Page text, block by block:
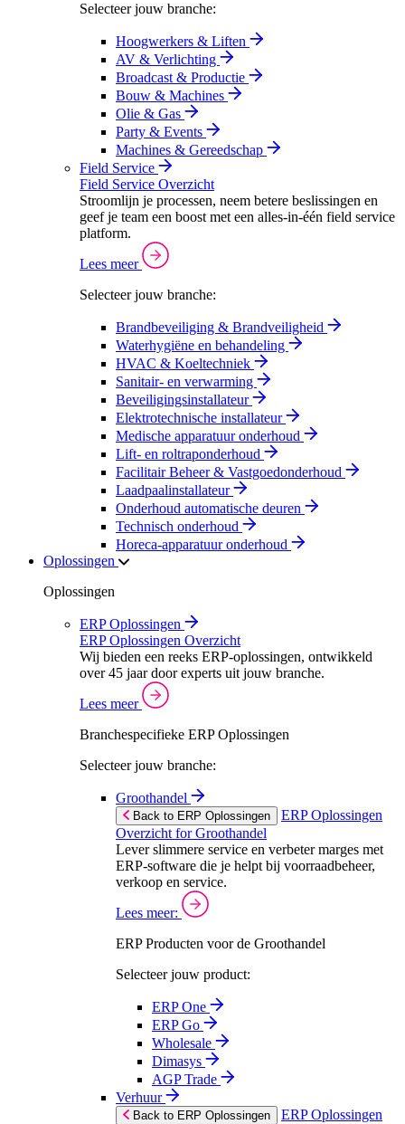
Selecteer jouw branche:
Hoogwerkers & Liften
AV & Verlichting
Broadcast & Productie
Bouw & Machines
Olie & Gas
Party & Events
Machines & Gereedschap
Field Service
Field Service Overzicht
Stroomlijn je processen, neem betere beslissingen en
geef je team een boost met een alles-in-één field service
platform.
Lees meer
Selecteer jouw branche:
Brandbeveiliging & Brandveiligheid
Waterhygiëne en behandeling
HVAC & Koeltechniek
Sanitair- en verwarming
Beveiligingsinstallateur
Elektrotechnische installateur
Medische apparatuur onderhoud
Lift- en roltraponderhoud
Facilitair Beheer & Vastgoedonderhoud
Laadpaalinstallateur
Onderhoud automatische deuren
Technisch onderhoud
Horeca-apparatuur onderhoud
Oplossingen
Oplossingen
ERP Oplossingen
ERP Oplossingen Overzicht
Wij bieden een reeks ERP-oplossingen, ontwikkeld
over 45 jaar door experts uit jouw branche.
Lees meer
Branchespecifieke ERP Oplossingen
Selecteer jouw branche:
Groothandel
Back to ERP Oplossingen
ERP Oplossingen
Overzicht for Groothandel
Lever slimmere service en verbeter marges met
ERP-software die je helpt bij voorraadbeheer,
verkoop en service.
Lees meer:
ERP Producten voor de Groothandel
Selecteer jouw product:
ERP One
ERP Go
Wholesale
Dimasys
AGP Trade
Verhuur
Back to ERP Oplossingen
ERP Oplossingen